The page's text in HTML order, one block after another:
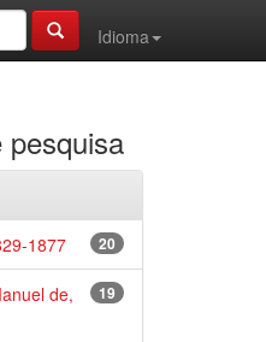
Idioma
pesquisa
20
1877
19
de,